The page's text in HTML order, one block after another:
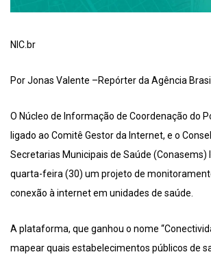
NIC.br
Por Jonas Valente –Repórter da Agência Brasil
O Núcleo de Informação de Coordenação do
ligado ao Comitê Gestor da Internet, e o
Secretarias Municipais de Saúde (Conasems)
quarta-feira (30) um projeto de
conexão à internet em unidades de saúde.
A plataforma, que ganhou o nome
mapear quais estabelecimentos públicos de